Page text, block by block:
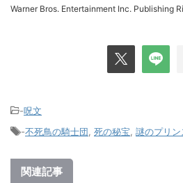
Warner Bros. Entertainment Inc. Publishing
-呪文
-不死鳥の騎士団, 死の秘宝, 謎のプリン
関連記事